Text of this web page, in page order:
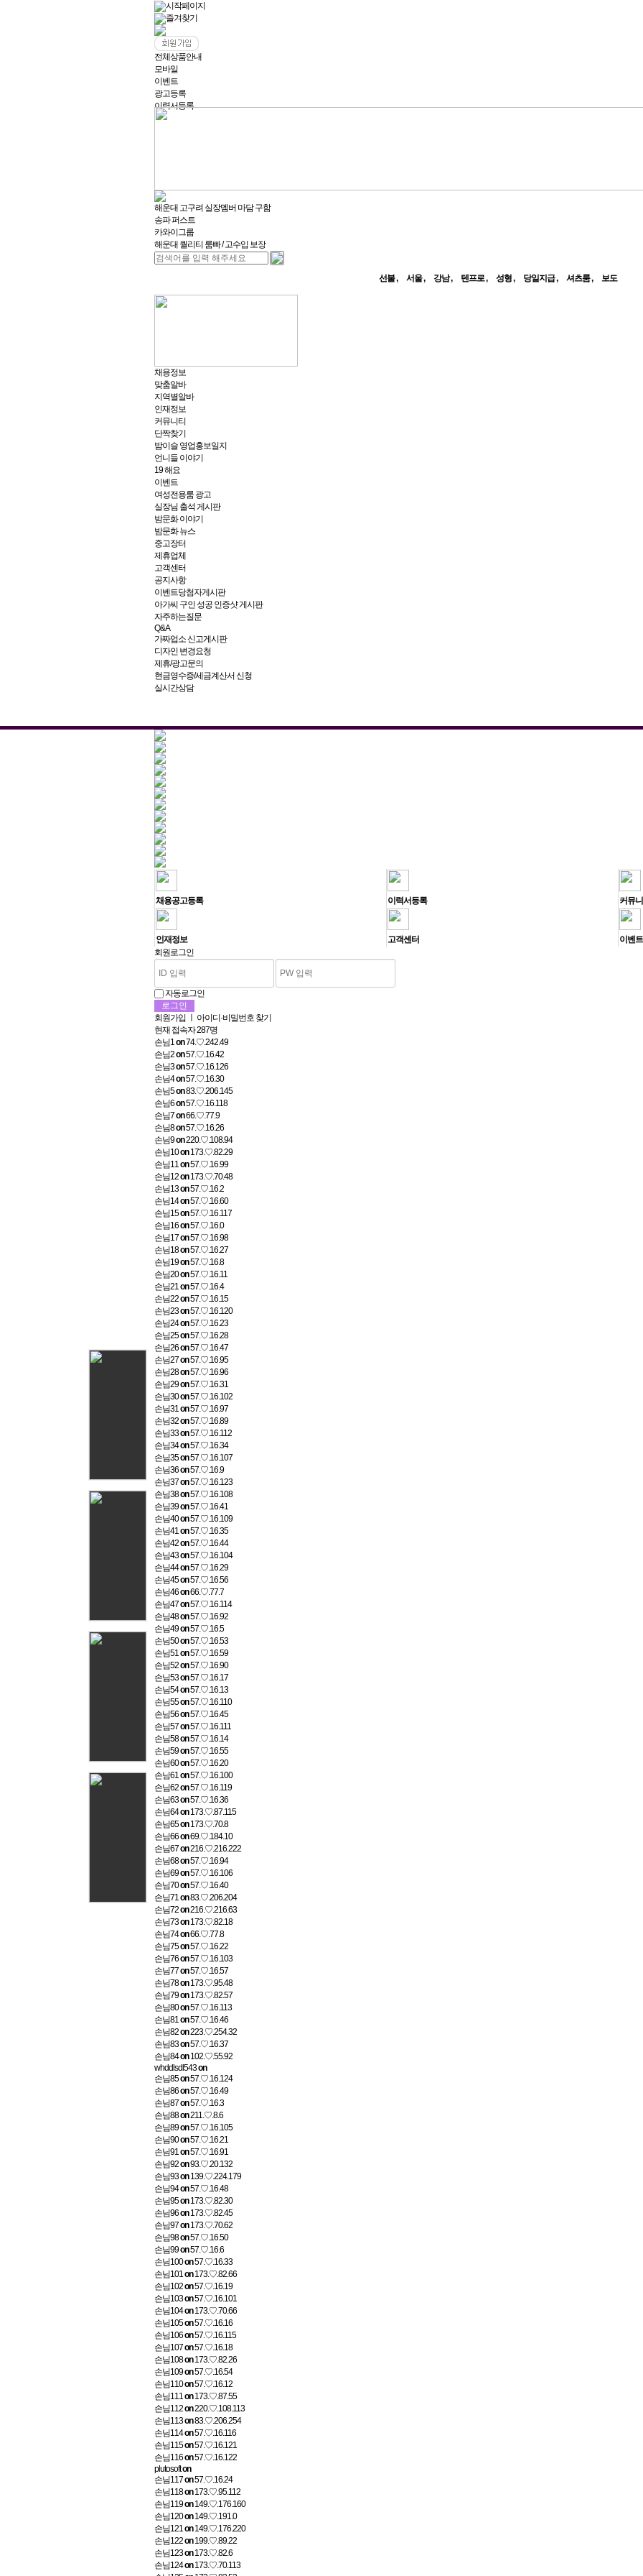
시작페이지
즐겨찾기
전체상품안내
모바일
이벤트
광고등록
이력서등록
해운대 고구려 실장멤버 마담 구함
송파 퍼스트
카와이그룹
해운대 퀄리티 룸빠 / 고수입 보장
선불 서울 강남 텐프로 성형 당일지급 셔츠룸 보도
채용정보
맞춤알바
지역별알바
인재정보
커뮤니티
단짝찾기
밤이슬 영업홍보일지
언니들 이야기
19 해요
이벤트
여성전용룸 광고
실장님 출석 게시판
밤문화 이야기
밤문화 뉴스
중고장터
제휴업체
고객센터
공지사항
이벤트당첨자게시판
아가씨 구인 성공 인증샷 게시판
자주하는질문
Q&A
가짜업소 신고게시판
디자인 변경요청
제휴/광고문의
현금영수증/세금계산서 신청
실시간상담
채용공고등록 이력서등록 커뮤
인재정보 고객센터
이벤트
회원로그인
자동로그인
회원가입
아이디·비밀번호 찾기
현재 접속자287명
손님1on74.♡.242.49
손님2on57.♡.16.42
손님3on57.♡.16.126
손님4on57.♡.16.30
손님5on83.♡.206.145
손님6on57.♡.16.118
손님7on66.♡.77.9
손님8on57.♡.16.26
손님9on220.♡.108.94
손님10on 173.♡.82.29
손님11on57.♡.16.99
손님12on 173.♡.70.48
손님13on57.♡.16.2
손님14on57.♡.16.60
손님15on57.♡.16.117
손님16on57.♡.16.0
손님17on57.♡.16.98
손님18on57.♡.16.27
손님19on57.♡.16.8
손님20on57.♡.16.11
손님21on57.♡.16.4
손님22on57.♡.16.15
손님23on57.♡.16.120
손님24on57.♡.16.23
손님25on57.♡.16.28
손님26on57.♡.16.47
손님27on57.♡.16.95
손님28on57.♡.16.96
손님29on57.♡.16.31
손님30on57.♡.16.102
손님31on57.♡.16.97
손님32on57.♡.16.89
손님33on57.♡.16.112
손님34on57.♡.16.34
손님35on57.♡.16.107
손님36on57.♡.16.9
손님37on57.♡.16.123
손님38on57.♡.16.108
손님39on57.♡.16.41
손님40on57.♡.16.109
손님41on57.♡.16.35
손님42on57.♡.16.44
손님43on57.♡.16.104
손님44on57.♡.16.29
손님45on57.♡.16.56
손님46on66.♡.77.7
손님47on57.♡.16.114
손님48on57.♡.16.92
손님49on57.♡.16.5
손님50on57.♡.16.53
손님51on57.♡.16.59
손님52on57.♡.16.90
손님53on57.♡.16.17
손님54on57.♡.16.13
손님55on57.♡.16.110
손님56on57.♡.16.45
손님57on57.♡.16.111
손님58on57.♡.16.14
손님59on57.♡.16.55
손님60on57.♡.16.20
손님61on57.♡.16.100
손님62on57.♡.16.119
손님63on57.♡.16.36
손님64on 173.♡.87.115
손님65on 173.♡.70.8
손님66on69.♡.184.10
손님67on216.♡.216.222
손님68on57.♡.16.94
손님69on57.♡.16.106
손님70on57.♡.16.40
손님71on83.♡.206.204
손님72on216.♡.216.63
손님73on 173.♡.82.18
손님74on66.♡.77.8
손님75on57.♡.16.22
손님76on57.♡.16.103
손님77on57.♡.16.57
손님78on 173.♡.95.48
손님79on 173.♡.82.57
손님80on57.♡.16.113
손님81on57.♡.16.46
손님82on223.♡.254.32
손님83on57.♡.16.37
손님84on 102.♡.55.92
whddlsdl543on
손님85on57.♡.16.124
손님86on57.♡.16.49
손님87on57.♡.16.3
손님88on211.♡.8.6
손님89on57.♡.16.105
손님90on57.♡.16.21
손님91on57.♡.16.91
손님92on93.♡.20.132
손님93on 139.♡.224.179
손님94on57.♡.16.48
손님95on 173.♡.82.30
손님96on 173.♡.82.45
손님97on 173.♡.70.62
손님98on57.♡.16.50
손님99on57.♡.16.6
손님100on57.♡.16.33
손님101on 173.♡.82.66
손님102on57.♡.16.19
손님103on57.♡.16.101
손님104on 173.♡.70.66
손님105on57.♡.16.16
손님106on57.♡.16.115
손님107on57.♡.16.18
손님108on 173.♡.82.26
손님109on57.♡.16.54
손님110on57.♡.16.12
손님111on 173.♡.87.55
손님112on220.♡.108.113
손님113on83.♡.206.254
손님114on57.♡.16.116
손님115on57.♡.16.121
손님116on57.♡.16.122
plutosofton
손님117on57.♡.16.24
손님118on 173.♡.95.112
손님119on 149.♡.176.160
손님120on 149.♡.191.0
손님121on 149.♡.176.220
손님122on 199.♡.89.22
손님123on 173.♡.82.6
손님124on 173.♡.70.113